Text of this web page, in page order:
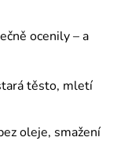
ocenily – a
těsto, mletí
oleje, smažení